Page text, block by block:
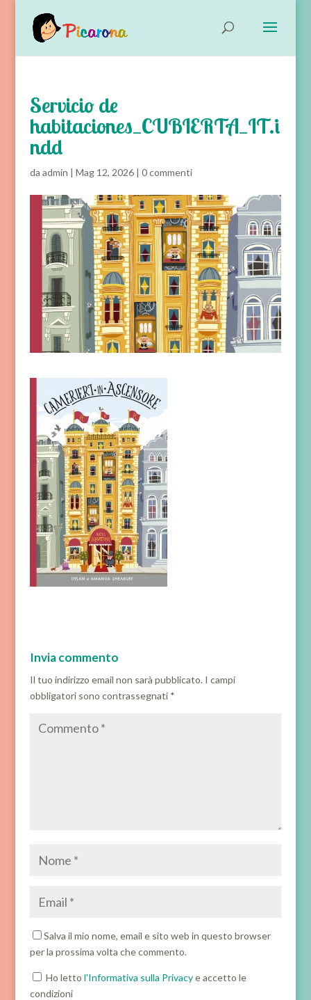
Servicio de
habitaciones_CUBIERTA_IT.i
ndd
da admin | Mag 12, 2026| 0 commenti
Invia commento
Il tuo indirizzo email non sarà pubblicato. I campi
obbligatori sono contrassegnati *
Salva il mio nome, email e sito web in questo browser
per la prossima volta che commento.
Ho letto l'Informativa sulla Privacye accetto le
condizioni